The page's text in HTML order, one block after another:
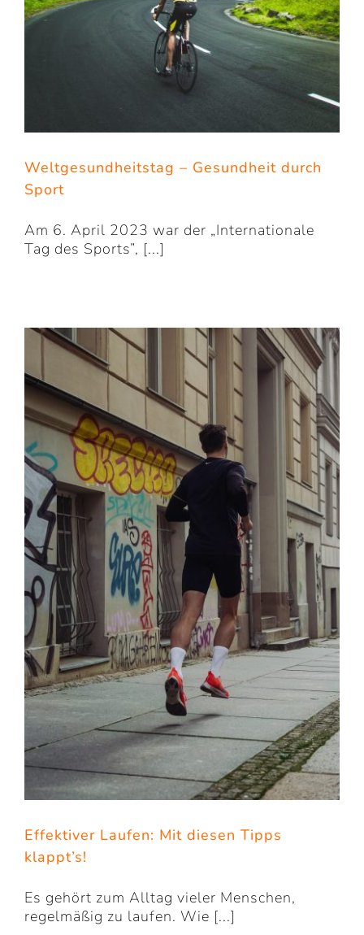
Weltgesundheitstag – Gesundheit durch
Sport
Am 6. April 2023 war der „Internationale
Tag des Sports”, [...]
Effektiver Laufen: Mit diesen Tipps
klappt’s!
Es gehört zum Alltag vieler Menschen,
regelmäßig zu laufen. Wie [...]